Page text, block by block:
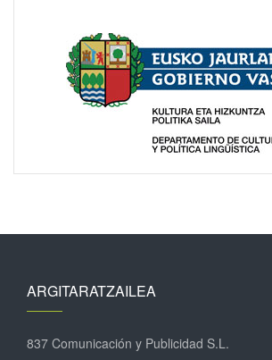
ARGITARATZAILEA
837 Comunicación y Publicidad S.L.